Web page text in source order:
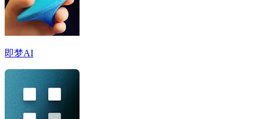
即梦AI